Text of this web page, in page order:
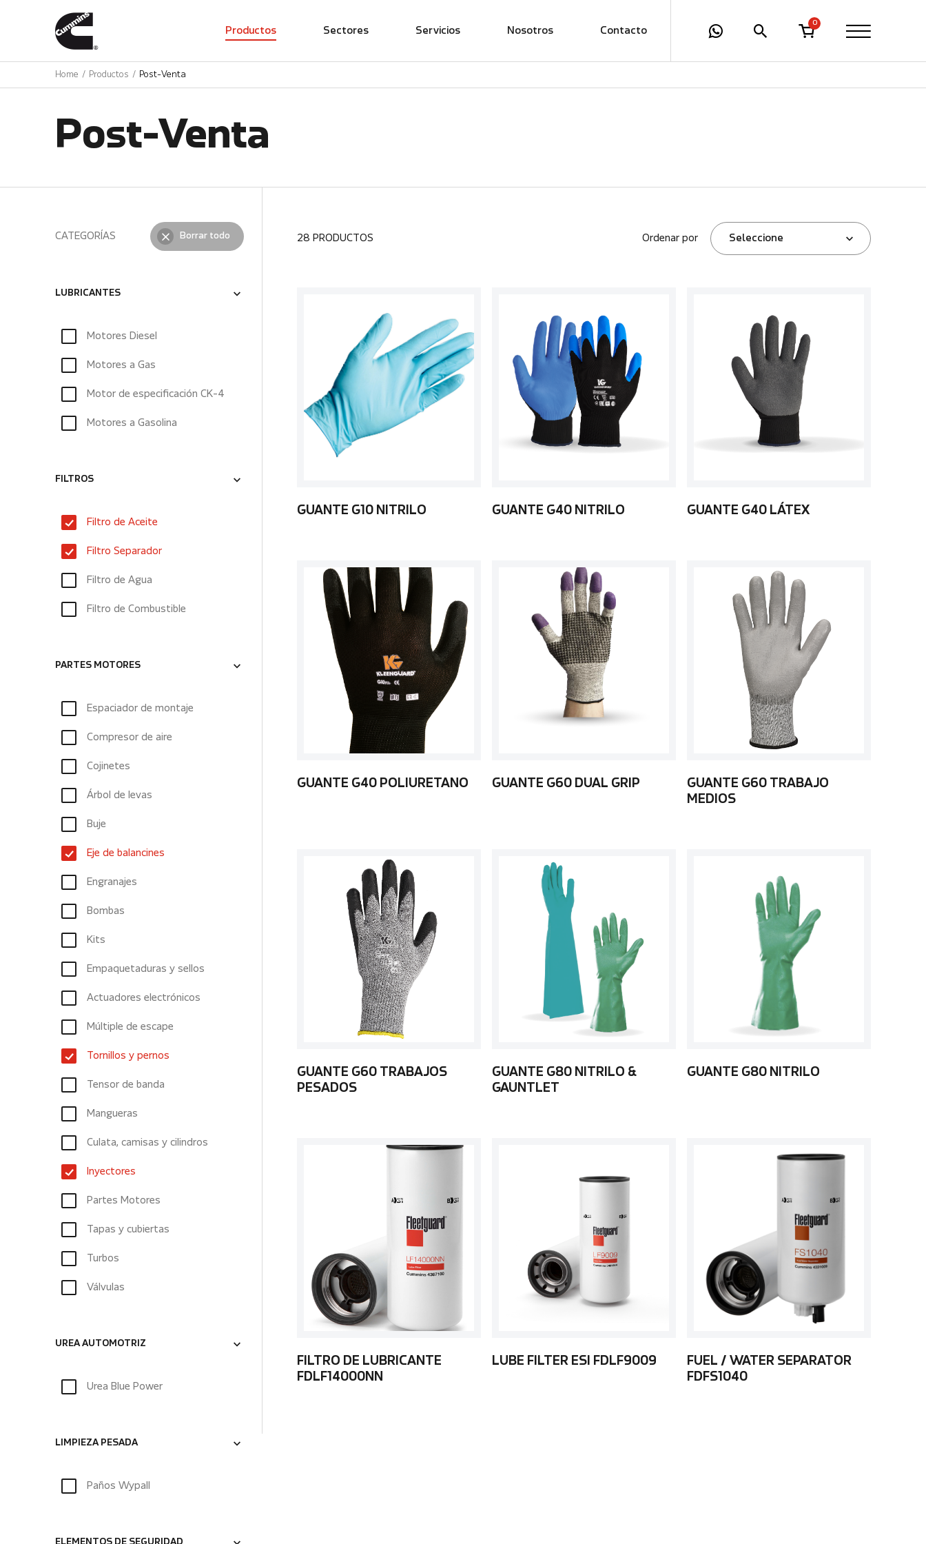
Productos Sectores Servicios Nosotros Contacto
0
Home Productos Post-Venta
Post-Venta
CATEGORÍAS Borrar todo
LUBRICANTES
Motores Diesel
Motores a Gas
Motor de especificación CK-4
Motores a Gasolina
FILTROS
Filtro de Aceite
Filtro Separador
Filtro de Agua
Filtro de Combustible
PARTES MOTORES
Espaciador de montaje
Compresor de aire
Cojinetes
Árbol de levas
Buje
Eje de balancines
Engranajes
Bombas
Kits
Empaquetaduras y sellos
Actuadores electrónicos
Múltiple de escape
Tornillos y pernos
Tensor de banda
Mangueras
Culata, camisas y cilindros
Inyectores
Partes Motores
Tapas y cubiertas
Turbos
Válvulas
UREA AUTOMOTRIZ
Urea Blue Power
LIMPIEZA PESADA
Paños Wypall
28 PRODUCTOS Ordenar por Seleccione
GUANTE G10 NITRILO GUANTE G40 NITRILO GUANTE G40 LÁTEX
GUANTE G40 POLIURETANO GUANTE G60 DUAL GRIP
GUANTE G60 TRABAJO
MEDIOS
GUANTE G60 TRABAJOS
PESADOS
GUANTE G80 NITRILO &
GAUNTLET
GUANTE G80 NITRILO
FILTRO DE LUBRICANTE
FDLF14000NN
LUBE FILTER ESI FDLF9009
FUEL / WATER SEPARATOR
FDFS1040